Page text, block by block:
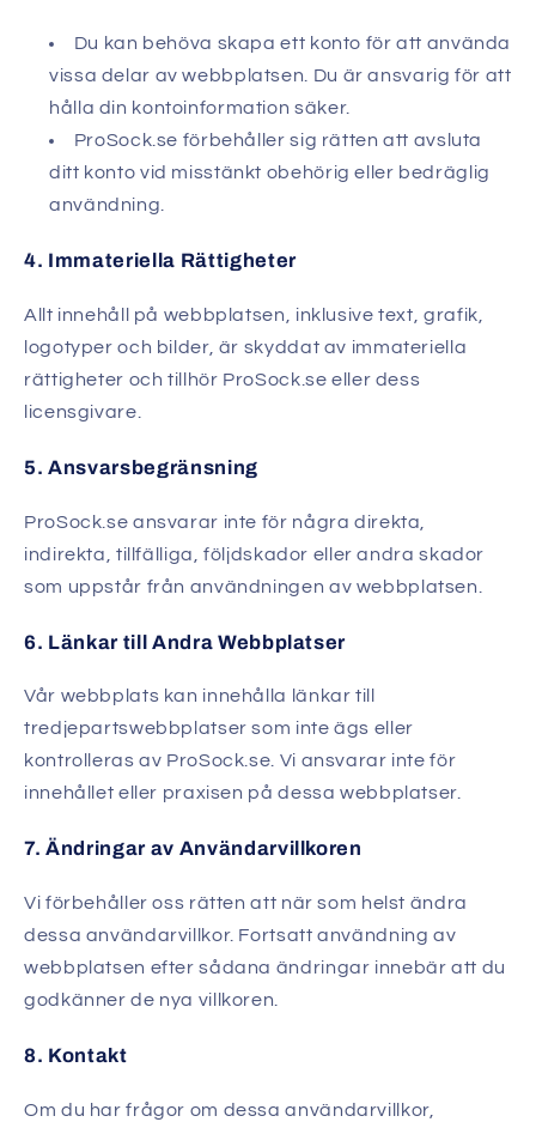
Du kan behöva skapa ett konto för att använda
vissa delar av webbplatsen. Du är ansvarig för att
hålla din kontoinformation säker.
ProSock.se förbehåller sig rätten att avsluta
ditt konto vid misstänkt obehörig eller bedräglig
användning.
4. Immateriella Rättigheter
Allt innehåll på webbplatsen, inklusive text, grafik,
logotyper och bilder, är skyddat av immateriella
rättigheter och tillhör ProSock.se eller dess
licensgivare.
5. Ansvarsbegränsning
ProSock.se ansvarar inte för några direkta,
indirekta, tillfälliga, följdskador eller andra skador
som uppstår från användningen av webbplatsen.
6. Länkar till Andra Webbplatser
Vår webbplats kan innehålla länkar till
tredjepartswebbplatser som inte ägs eller
kontrolleras av ProSock.se. Vi ansvarar inte för
innehållet eller praxisen på dessa webbplatser.
7. Ändringar av Användarvillkoren
Vi förbehåller oss rätten att när som helst ändra
dessa användarvillkor. Fortsatt användning av
webbplatsen efter sådana ändringar innebär att du
godkänner de nya villkoren.
8. Kontakt
Om du har frågor om dessa användarvillkor,